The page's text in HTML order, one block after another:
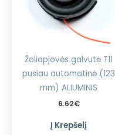
Žoliapjovės galvutė T11
pusiau automatinė (123
mm) ALIUMINIS
6.62€
Į Krepšelį